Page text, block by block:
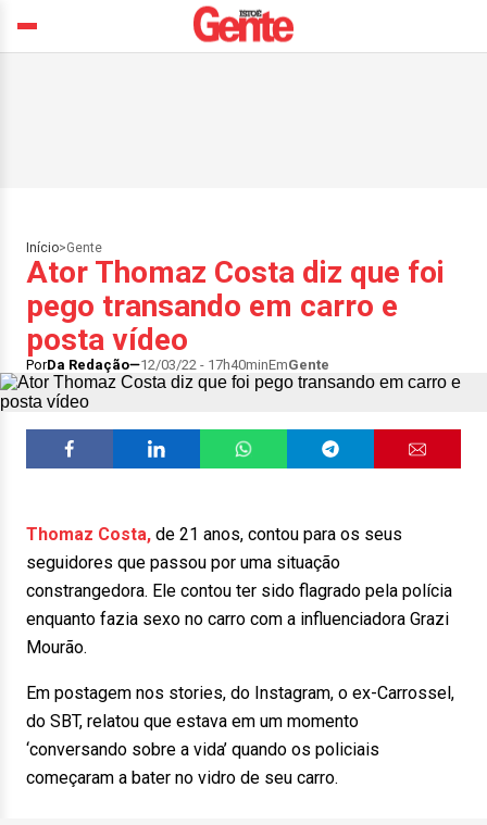
Início>Gente
Ator Thomaz Costa diz que foi
pego transando em carro e
posta vídeo
PorDa Redação 12/03/22 - 17h40minEmGente
Thomaz Costa, de 21 anos, contou para os seus
seguidores que passou por uma situação
constrangedora. Ele contou ter sido flagrado pela polícia
enquanto fazia sexo no carro com a influenciadora Grazi
Mourão.
Em postagem nos stories, do Instagram, o ex-Carrossel,
do SBT, relatou que estava em um momento
‘conversando sobre a vida’ quando os policiais
começaram a bater no vidro de seu carro.